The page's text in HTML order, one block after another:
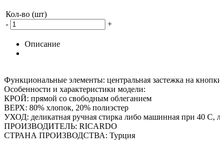
Кол-во (шт)
-
+
Описание
Функциональные элементы: центральная застежка на
Особенности и характеристики модели:
КРОЙ: прямой со свободным облеганием
ВЕРХ: 80% хлопок, 20% полиэстер
УХОД: деликатная ручная стирка либо машинная при 40 С,
ПРОИЗВОДИТЕЛЬ: RICARDO
СТРАНА ПРОИЗВОДСТВА: Турция